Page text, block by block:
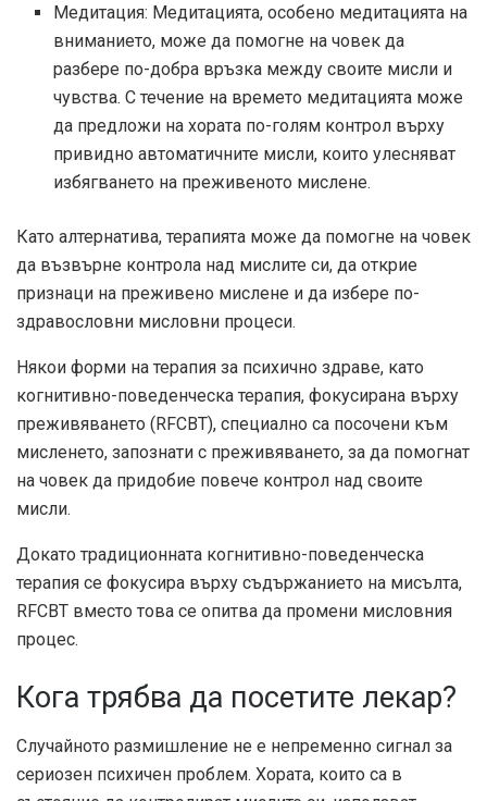
Медитация: Медитацията, особено медитацията на
вниманието, може да помогне на човек да
разбере по-добра връзка между своите мисли и
чувства. С течение на времето медитацията може
да предложи на хората по-голям контрол върху
привидно автоматичните мисли, които улесняват
избягването на преживеното мислене.
Като алтернатива, терапията може да помогне на човек
да възвърне контрола над мислите си, да открие
признаци на преживено мислене и да избере по-
здравословни мисловни процеси.
Някои форми на терапия за психично здраве, като
когнитивно-поведенческа терапия, фокусирана върху
преживяването (RFCBT), специално са посочени към
мисленето, запознати с преживяването, за да помогнат
на човек да придобие повече контрол над своите
мисли.
Докато традиционната когнитивно-поведенческа
терапия се фокусира върху съдържанието на мисълта,
RFCBT вместо това се опитва да промени мисловния
процес.
Кога трябва да посетите лекар?
Случайното размишление не е непременно сигнал за
сериозен психичен проблем. Хората, които са в